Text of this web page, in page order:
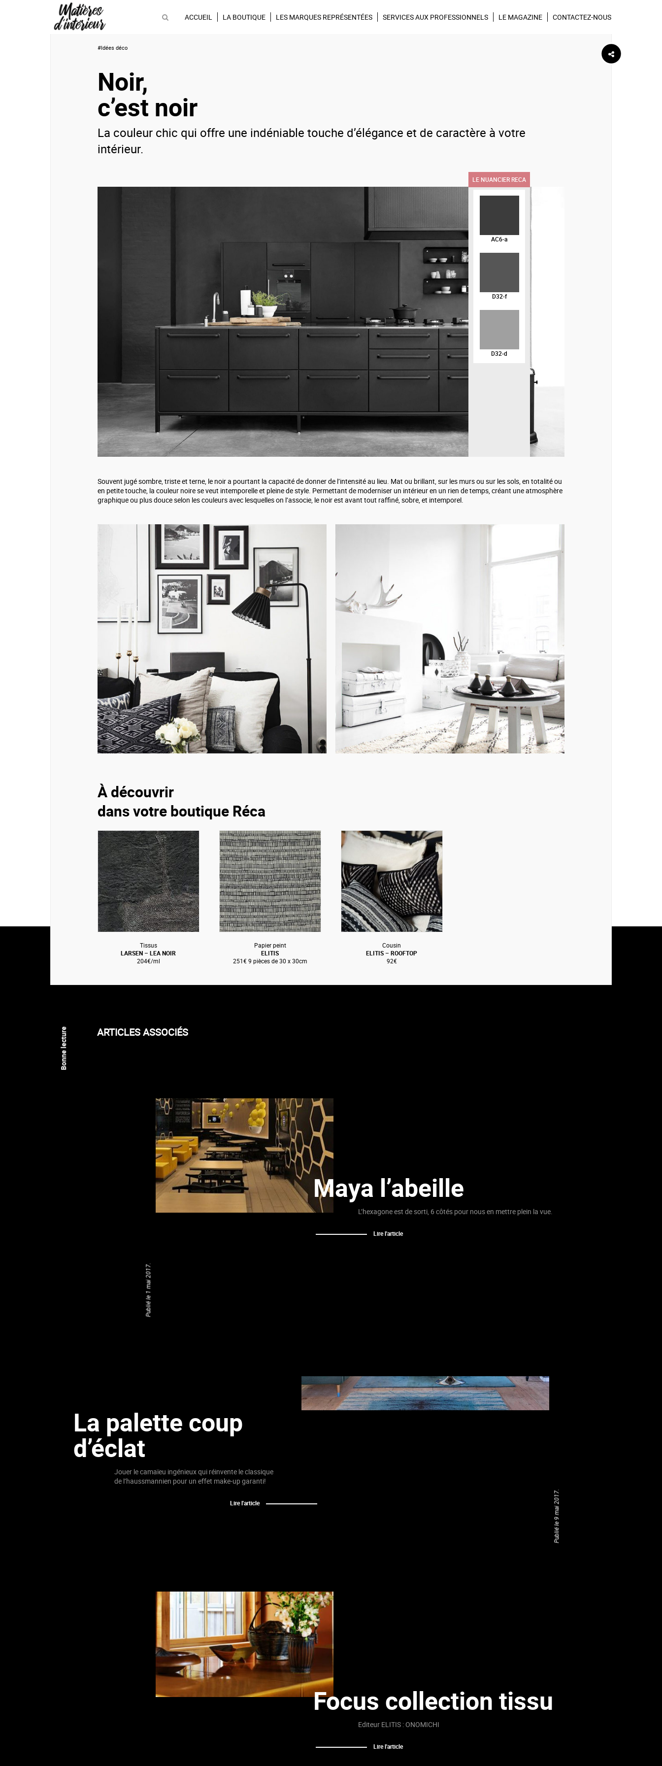
ACCUEIL LA BOUTIQUE LES MARQUES REPRÉSENTÉES SERVICES AUX PROFESSIONNELS LE MAGAZINE CONTACTEZ-NOUS
#Idées déco
Noir,
c’est noir
La couleur chic qui offre une indéniable touche d’élégance et de caractère à votre
intérieur.
LE NUANCIER RECA
AC6-a
D32-f
D32-d
Souvent jugé sombre, triste et terne, le noir a pourtant la capacité de donner de l’intensité au lieu. Mat ou brillant, sur les murs ou sur les sols, en totalité ou
en petite touche, la couleur noire se veut intemporelle et pleine de style. Permettant de moderniser un intérieur en un rien de temps, créant une atmosphère
graphique ou plus douce selon les couleurs avec lesquelles on l’associe, le noir est avant tout raffiné, sobre, et intemporel.
À découvrir
dans votre boutique Réca
Tissus
LARSEN – LEA NOIR
204€/ml
Papier peint
ELITIS
251€ 9 pièces de 30 x 30cm
Cousin
ELITIS – ROOFTOP
92€
Bonne lecture ARTICLES ASSOCIÉS
Publié le 1 mai 2017.
Maya l’abeille
L’hexagone est de sorti, 6 côtés pour nous en mettre plein la vue.
Lire l'article
Publié le 9 mai 2017.
La palette coup
d’éclat
Jouer le camaïeu ingénieux qui réinvente le classique
de l’haussmannien pour un effet make-up garanti!
Lire l'article
Focus collection tissu
Editeur ELITIS : ONOMICHI
Lire l'article